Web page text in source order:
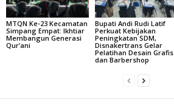
MTQN Ke-23 Kecamatan
Simpang Empat: Ikhtiar
Membangun Generasi
Qur’ani
Bupati Andi Rudi Latif
Perkuat Kebijakan
Peningkatan SDM,
Disnakertrans Gelar
Pelatihan Desain Grafis
dan Barbershop